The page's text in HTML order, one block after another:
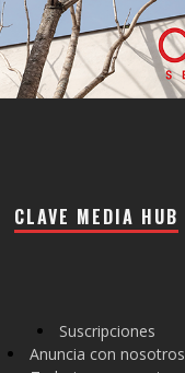
CLAVE MEDIA HUB
Suscripciones
Anuncia con nosotros